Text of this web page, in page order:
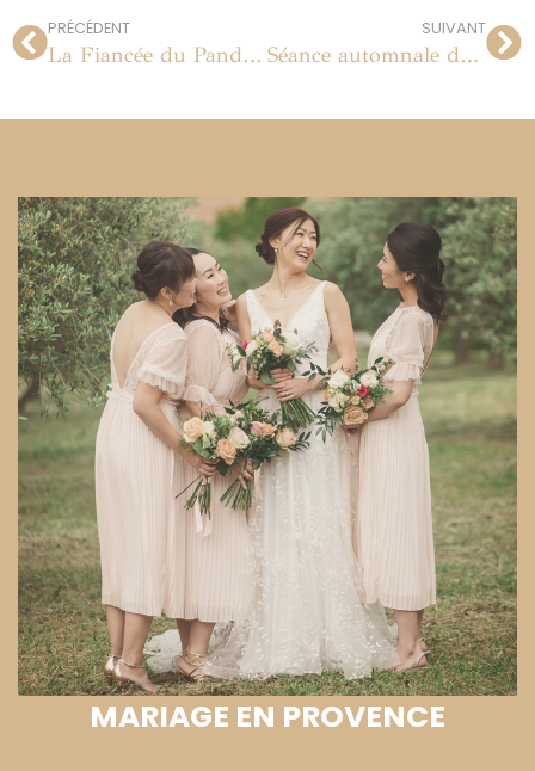
PRÉCÉDENT
La Fiancée du Panda, Les Noceuses, Royal Wedding Fair: les actualités des Cabrelli
SUIVANT
Séance automnale de portrait dans Paris
MARIAGE EN PROVENCE